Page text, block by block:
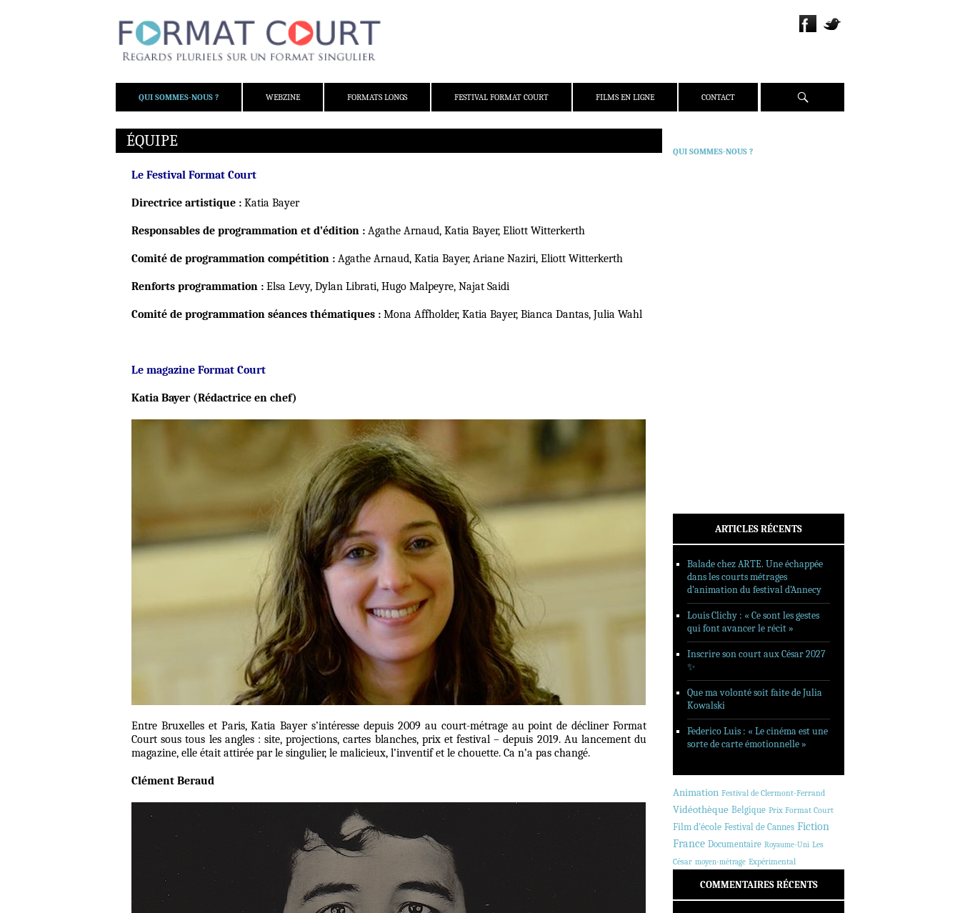
QUI SOMMES-NOUS ?
WEBZINE FORMATS LONGS FESTIVAL FORMAT COURT FILMS EN LIGNE CONTACT Recherche
ÉQUIPE
Le Festival Format Court
Directrice artistique : Katia Bayer
Responsables de programmation et d’édition : Agathe Arnaud, Katia Bayer, Eliott Witterkerth
Comité de programmation compétition : Agathe Arnaud, Katia Bayer, Ariane Naziri, Eliott Witterkerth
Renforts programmation : Elsa Levy, Dylan Librati, Hugo Malpeyre, Najat Saidi
Comité de programmation séances thématiques : Mona Affholder, Katia Bayer, Bianca Dantas, Julia Wahl
Le magazine Format Court
Katia Bayer (Rédactrice en chef)
Entre Bruxelles et Paris, Katia Bayer s’intéresse depuis 2009 au court-métrage au point de décliner Format
Court sous tous les angles : site, projections, cartes blanches, prix et festival – depuis 2019. Au lancement du
magazine, elle était attirée par le singulier, le malicieux, l’inventif et le chouette. Ca n’a pas changé.
Clément Beraud
QUI SOMMES-NOUS ?
ARTICLES RÉCENTS
Balade chez ARTE. Une échappée
dans les courts métrages
d’animation du festival d’Annecy
Louis Clichy : « Ce sont les gestes
qui font avancer le récit »
Inscrire son court aux César 2027
✨
Que ma volonté soit faite de Julia
Kowalski
Federico Luis : « Le cinéma est une
sorte de carte émotionnelle »
Animation Festival de Clermont-Ferrand
Vidéothèque Belgique Prix Format Court
Film d'école Festival de Cannes Fiction
France Documentaire Royaume-Uni Les
César moyen-métrage Expérimental
COMMENTAIRES RÉCENTS